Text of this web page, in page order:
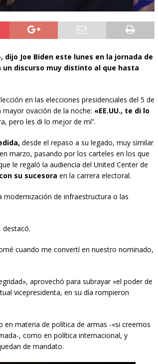
Joe Biden este lunes en la jornada de
un discurso muy distinto al que hasta
en las elecciones presidenciales del 5 de
ovación de la noche: «EE.UU., te di lo
pero les di lo mejor de mí”.
desde el repaso a su legado, muy similar
marzo, pasando por los carteles en los que
le regaló la audiencia del United Center de
su sucesora en la carrera electoral.
modernización de infraestructura o las
destacó.
cuando me convertí en nuestro nominado,
aprovechó para subrayar «el poder de
vicepresidenta, en su día rompieron
materia de política de armas -«si creemos
, como en política internacional, y
de mandato.